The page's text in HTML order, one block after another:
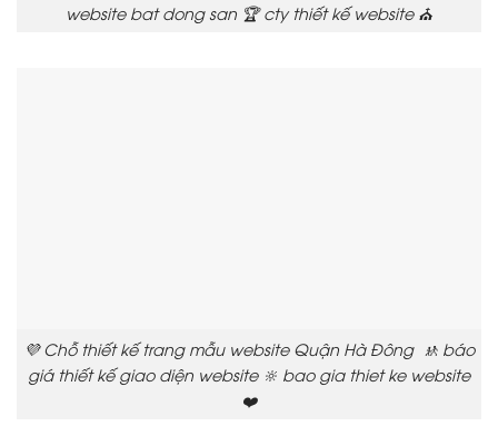
website bat dong san 🏆 cty thiết kế website ⛪
💜 Chỗ thiết kế trang mẫu website Quận Hà Đông 🚸 báo
giá thiết kế giao diện website 🔆 bao gia thiet ke website
❤️